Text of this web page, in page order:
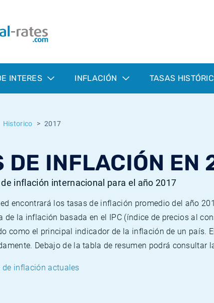
INTERES INFLACIÓN TASAS
Historico 2017
DE INFLACIÓN EN
inflación internacional para el año 2017
encontrará los tasas de inflación promedio del año
de la inflación basada en el IPC (índice de precios al
como el principal indicador de la inflación de un país.
Debajo de la tabla de resumen podrá
inflación actuales